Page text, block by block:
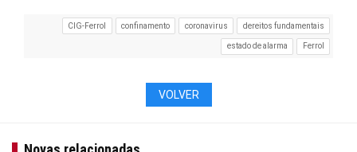
CIG-Ferrol confinamento coronavirus dereitos fundamentais
estado de alarma Ferrol
VOLVER